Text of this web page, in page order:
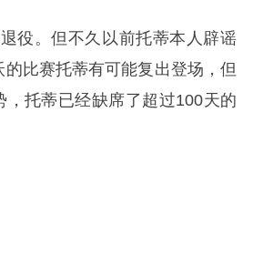
役。但不久以前托蒂本人辟谣
比赛托蒂有可能复出登场，但
托蒂已经缺席了超过100天的